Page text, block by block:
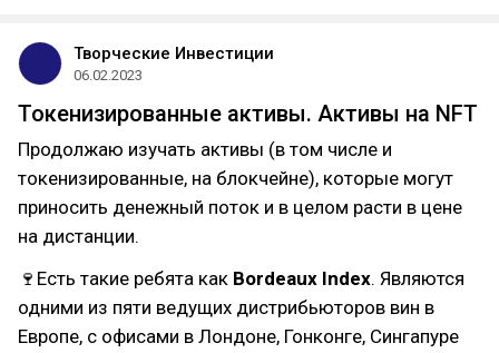
Творческие Инвестиции
06.02.2023
Токенизированные активы. Активы на NFT
Продолжаю изучать активы (в том числе и
токенизированные, на блокчейне), которые могут
приносить денежный поток и в целом расти в цене
на дистанции.
🍷Есть такие ребята как Bordeaux Index. Являются
одними из пяти ведущих дистрибьюторов вин в
Европе, с офисами в Лондоне, Гонконге, Сингапуре